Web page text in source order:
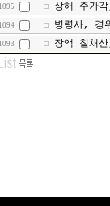
1095 상해 주가
1094 병령사, 경
1093 장액 칠채